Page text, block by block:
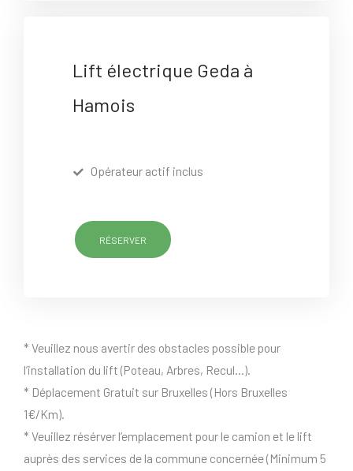
Lift électrique Geda à
Hamois
Opérateur actif inclus
RÉSERVER
* Veuillez nous avertir des obstacles possible pour
l’installation du lift (Poteau, Arbres, Recul…).
* Déplacement Gratuit sur Bruxelles (Hors Bruxelles
1€/Km).
* Veuillez résérver l’emplacement pour le camion et le lift
auprès des services de la commune concernée (Minimum 5